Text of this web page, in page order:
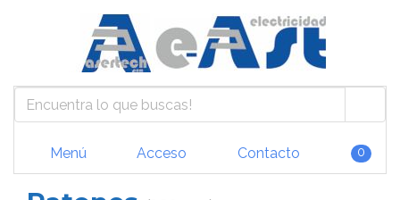
Menú Acceso Contacto 0